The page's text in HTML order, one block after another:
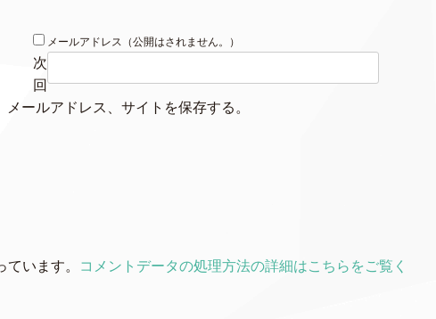
メールアドレス（公開はされません。）
次
回
ールアドレス、サイトを保存する。
います。 コメントデータの処理方法の詳細はこちらをご覧く